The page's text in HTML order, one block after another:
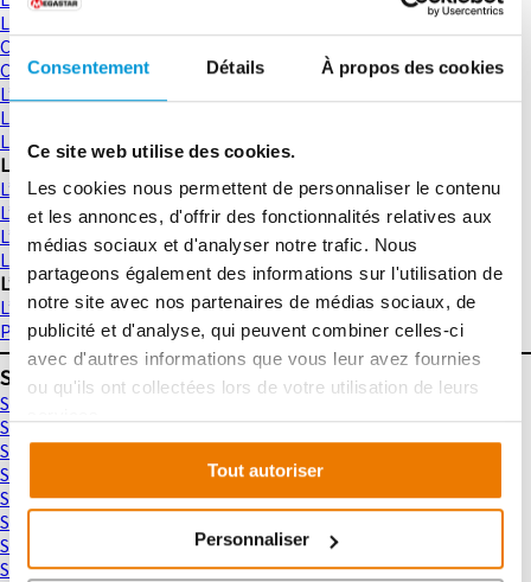
Consentement Détails À propos des cookies
Ce site web utilise des cookies.
Les cookies nous permettent de personnaliser le contenu
et les annonces, d'offrir des fonctionnalités relatives aux
médias sociaux et d'analyser notre trafic. Nous
partageons également des informations sur l'utilisation de
notre site avec nos partenaires de médias sociaux, de
publicité et d'analyse, qui peuvent combiner celles-ci
avec d'autres informations que vous leur avez fournies
ou qu'ils ont collectées lors de votre utilisation de leurs
Tout autoriser
Personnaliser
La Griffe du tigre (évolution) (XY-chain renforcée)
Chaîne raccord
Chaîne raccord renforcée
L’Approche du tigre (AIC)
La Piste du tigre (Loop)
Le Territoire du tigre (Les chaînes forcées)
Le cobra
L’Arme et la soie (Sue de coq)
L’Attaque du cobra (ALS)
L’Aigle et le cobra (ALS – xy-wing)
Le Tigre et le cobra (ALS-Chain)
L’éléphant
L’Arme et la pierre (APE)
POM
SUDOKU : Vidéos
Sudoku : Technique diagonale
Sudoku : Technique Star Sudoku
Sudoku : Technique Hyper Sudoku
Sudoku : Technique StarAndZone
Sudoku : Technique Thermo Sudoku
Sudoku : Technique Argyle
Sudoku : Technique NonConsecutive Sudoku
Sudoku : Technique NonConsecutiveAndDiag